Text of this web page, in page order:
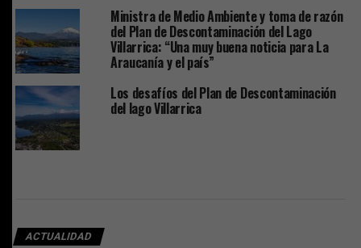
Ministra de Medio Ambiente y toma de razón
del Plan de Descontaminación del Lago
Villarrica: “Una muy buena noticia para La
Araucanía y el país”
Los desafíos del Plan de Descontaminación
del lago Villarrica
ACTUALIDAD